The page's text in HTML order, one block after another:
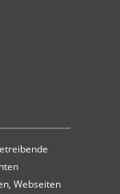
Webseiten